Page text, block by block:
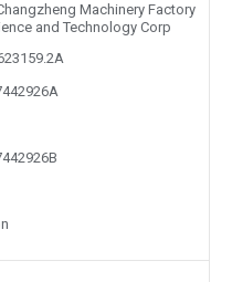
Machinery Factory
and Technology Corp